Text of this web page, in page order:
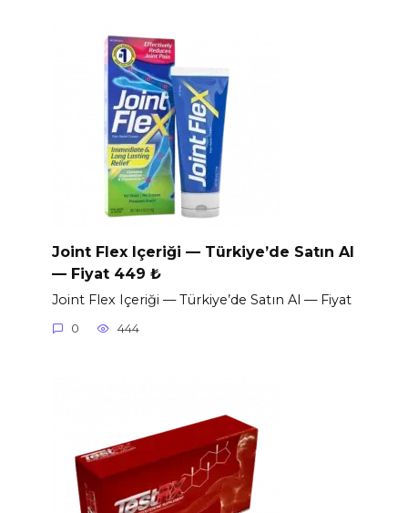
Joint Flex Içeriği — Türkiye’de Satın Al
— Fiyat 449 ₺
Joint Flex Içeriği — Türkiye’de Satın Al — Fiyat
0 444